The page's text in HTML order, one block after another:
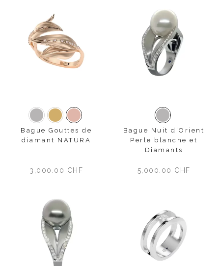
Or blancOr jauneOr rose
Bague Gouttes de
diamant NATURA
3,000.00 CHF
Or blanc
Bague Nuit d’Orient
Perle blanche et
Diamants
5,000.00 CHF